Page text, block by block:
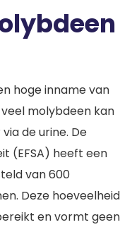
hoge inname van
molybdeen kan
de urine. De
(EFSA) heeft een
van 600
Deze hoeveelheid
en vormt geen